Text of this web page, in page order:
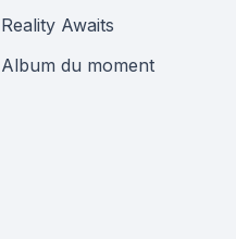
Reality Awaits
Album du moment